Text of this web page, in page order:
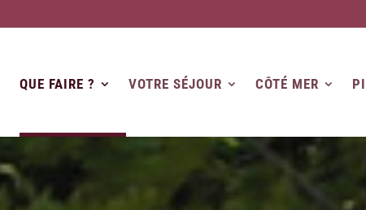
QUE FAIRE ? VOTRE SÉJOUR CÔTÉ MER